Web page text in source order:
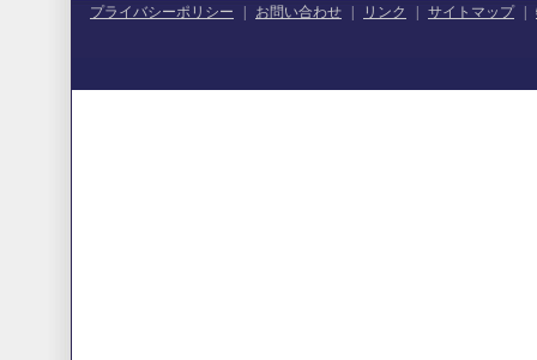
プライバシーポリシー お問い合わせ リンク サイトマップ